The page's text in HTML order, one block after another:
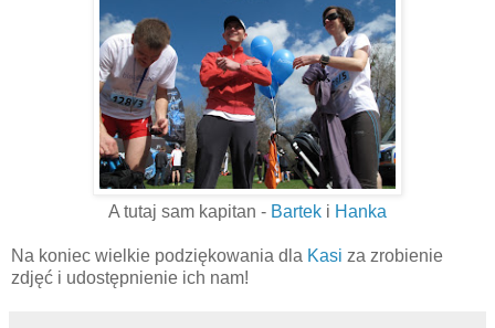
A tutaj sam kapitan - Bartek i Hanka
Na koniec wielkie podziękowania dla Kasi za zrobienie
zdjęć i udostępnienie ich nam!